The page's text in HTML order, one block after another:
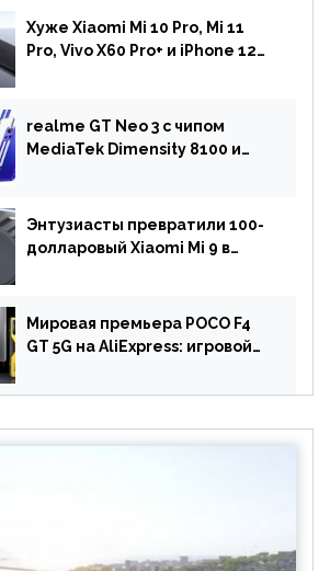
Хуже Xiaomi Mi 10 Pro, Mi 11
Pro, Vivo X60 Pro+ и iPhone 12
OnePlus 10 Pro
realme GT Neo 3 с чипом
MediaTek Dimensity 8100 и
Энтузиасты превратили 100-
долларовый Xiaomi Mi 9 в
Мировая премьера POCO F4
GT 5G на AliExpress: игровой
Snapdragon 8 Gen 1 по